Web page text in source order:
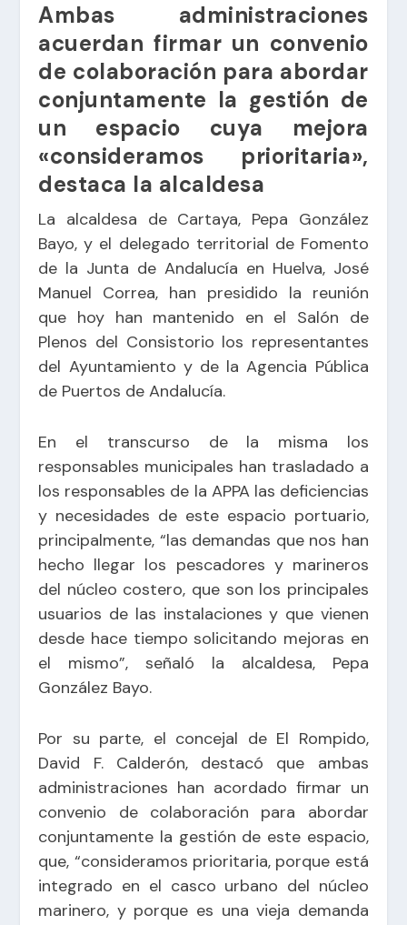
Ambas administraciones
acuerdan firmar un convenio
de colaboración para abordar
conjuntamente la gestión de
un espacio cuya mejora
«consideramos prioritaria»,
destaca la alcaldesa
La alcaldesa de Cartaya, Pepa González
Bayo, y el delegado territorial de Fomento
de la Junta de Andalucía en Huelva, José
Manuel Correa, han presidido la reunión
que hoy han mantenido en el Salón de
Plenos del Consistorio los representantes
del Ayuntamiento y de la Agencia Pública
de Puertos de Andalucía.
En el transcurso de la misma los
responsables municipales han trasladado a
los responsables de la APPA las deficiencias
y necesidades de este espacio portuario,
principalmente, “las demandas que nos han
hecho llegar los pescadores y marineros
del núcleo costero, que son los principales
usuarios de las instalaciones y que vienen
desde hace tiempo solicitando mejoras en
el mismo”, señaló la alcaldesa, Pepa
González Bayo.
Por su parte, el concejal de El Rompido,
David F. Calderón, destacó que ambas
administraciones han acordado firmar un
convenio de colaboración para abordar
conjuntamente la gestión de este espacio,
que, “consideramos prioritaria, porque está
integrado en el casco urbano del núcleo
marinero, y porque es una vieja demanda